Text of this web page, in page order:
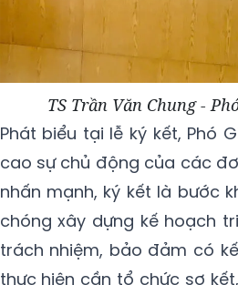
TS Trần Văn Chung -
Phát biểu tại lễ ký kết, Phó
cao sự chủ động của các
nhấn mạnh, ký kết là bước
chóng xây dựng kế hoạch
trách nhiệm, bảo đảm có
thực hiện cần tổ chức sơ